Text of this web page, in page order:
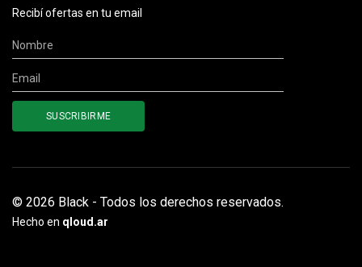
Recibí ofertas en tu email
© 2026 Black - Todos los derechos reservados.
Hecho en qloud.ar